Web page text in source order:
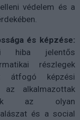
védelem és a
és képzése:
hiba jelentős
részlegek
átfogó képzési
az alkalmazottak
az olyan
és a social